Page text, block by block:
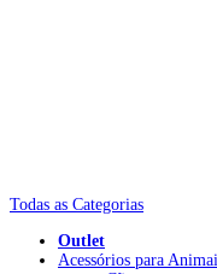
Todas as Categorias
Outlet
Acessórios para